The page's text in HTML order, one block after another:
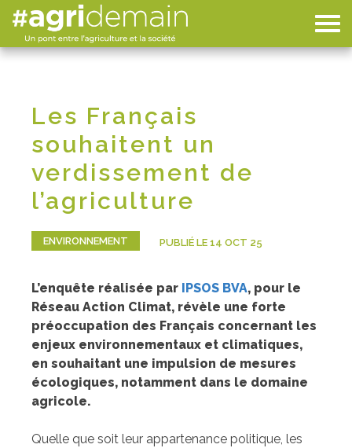
Les Français
souhaitent un
verdissement de
l’agriculture
ENVIRONNEMENT PUBLIÉ LE 14 OCT 25
L’enquête réalisée par IPSOS BVA, pour le
Réseau Action Climat, révèle une forte
préoccupation des Français concernant les
enjeux environnementaux et climatiques,
en souhaitant une impulsion de mesures
écologiques, notamment dans le domaine
agricole.
Quelle que soit leur appartenance politique, les